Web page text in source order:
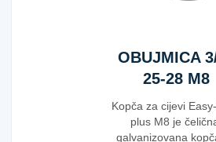
OBUJMICA
25-28 M8
Kopča za cijevi
plus M8 je
galvanizovana